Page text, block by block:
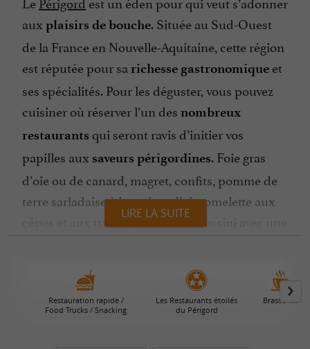
aux plaisirs de bouche. Située au Sud-Ouest
de la France en Nouvelle-Aquitaine, cette région
est réputée pour sa richesse gastronomique et
ses spécialités. Pour les déguster, vous pouvez
cuisiner où réserver l’un des nombreux
restaurants qui seront ravis d’initier vos
papilles aux saveurs périgordines. Foie gras
d’oie ou de canard, magret, confits, pomme de
terre sarladaise à la graisse d’oie, omelette aux
cèpes et aux truffes, tournedos Rossini avec une
allez vous régaler
bonnes tablesne manquent pas en
LIRE LA SUITE
Restauration rapide /
Food Trucks / Snacking
Les Restaurants étoilés
du Périgord
Brasseries